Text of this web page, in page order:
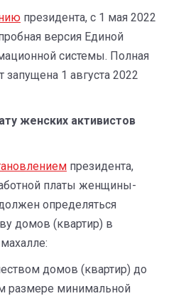
президента, с 1 мая 2022
версия Единой
системы. Полная
запущена 1 августа 2022
женских активистов
президента,
платы женщины-
определяться
домов (квартир) в
домов (квартир) до
размере минимальной